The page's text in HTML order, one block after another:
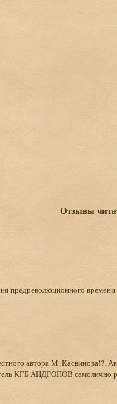
Отзывы
предреволюционного
автора М. Касвинова!?.
КГБ АНДРОПОВ самолично